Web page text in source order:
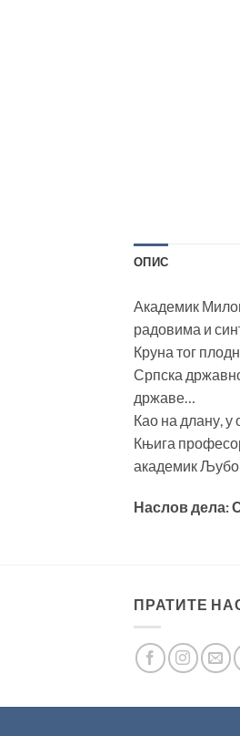
ОПИС
Академик
радовима и
Круна тог
Српска
државе…
Као на длану, у
Књига
академик
Наслов дела:
ПРАТИТЕ